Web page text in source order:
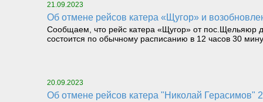
21.09.2023
Об отмене рейсов катера «Щугор» и
Сообщаем, что рейс катера «Щугор» от пос.Щельяюр
состоится по обычному расписанию в 12 часов 30
20.09.2023
Об отмене рейсов катера "Николай Герасимов"